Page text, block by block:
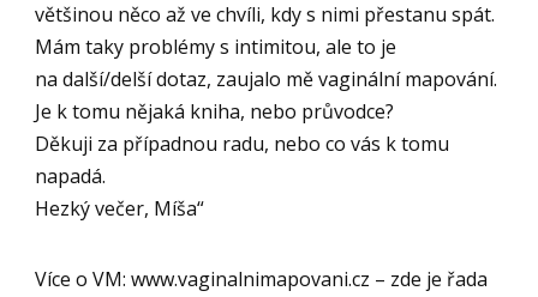
většinou něco až ve chvíli, kdy s nimi přestanu spát.
Mám taky problémy s intimitou, ale to je
na další/delší dotaz, zaujalo mě vaginální mapování.
Je k tomu nějaká kniha, nebo průvodce?
Děkuji za případnou radu, nebo co vás k tomu
napadá.
Hezký večer, Míša“
Více o VM: www.vaginalnimapovani.cz – zde je řada